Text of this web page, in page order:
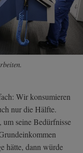
Wir konsumieren
nur die Hälfte.
seine Bedürfnisse
hätte, dann würde